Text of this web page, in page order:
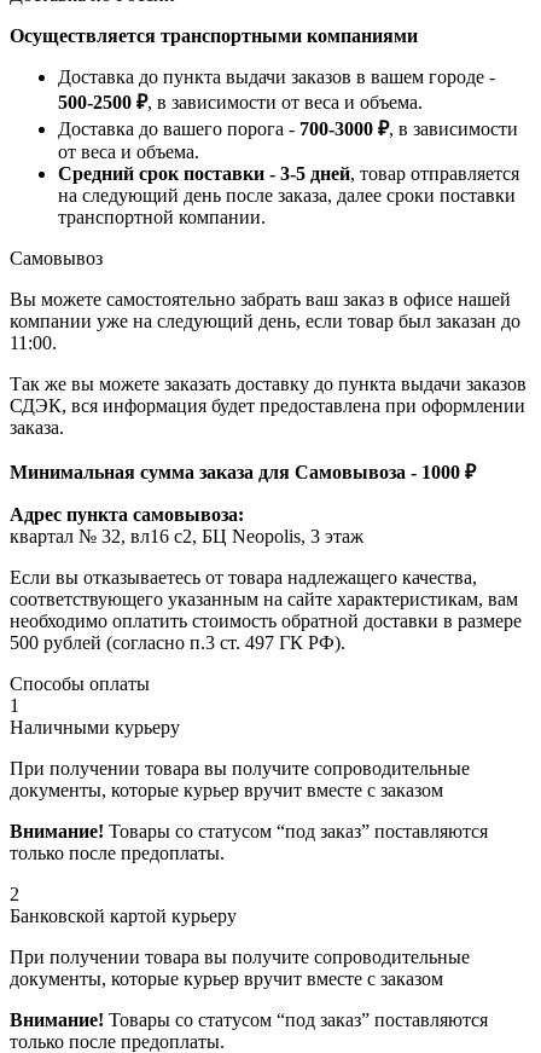
Осуществляется транспортными компаниями
Доставка до пункта выдачи заказов в вашем городе -
500-2500 ₽, в зависимости от веса и объема.
Доставка до вашего порога - 700-3000 ₽, в зависимости
от веса и объема.
Средний срок поставки - 3-5 дней, товар отправляется
на следующий день после заказа, далее сроки поставки
транспортной компании.
Самовывоз
Вы можете самостоятельно забрать ваш заказ в офисе нашей
компании уже на следующий день, если товар был заказан до
11:00.
Так же вы можете заказать доставку до пункта выдачи заказов
СДЭК, вся информация будет предоставлена при оформлении
заказа.
Минимальная сумма заказа для Самовывоза - 1000 ₽
Адрес пункта самовывоза:
квартал № 32, вл16 с2, БЦ Neopolis, 3 этаж
Если вы отказываетесь от товара надлежащего качества,
соответствующего указанным на сайте характеристикам, вам
необходимо оплатить стоимость обратной доставки в размере
500 рублей (согласно п.3 ст. 497 ГК РФ).
Способы оплаты
1
Наличными курьеру
При получении товара вы получите сопроводительные
документы, которые курьер вручит вместе с заказом
Внимание! Товары со статусом “под заказ” поставляются
только после предоплаты.
2
Банковской картой курьеру
При получении товара вы получите сопроводительные
документы, которые курьер вручит вместе с заказом
Внимание! Товары со статусом “под заказ” поставляются
только после предоплаты.